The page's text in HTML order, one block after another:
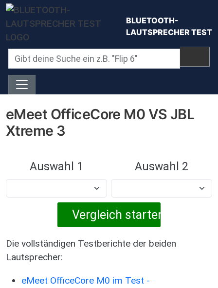
Direkt zum Inhalt
BLUETOOTH-
LAUTSPRECHER TEST
eMeet OfficeCore M0 VS JBL
Xtreme 3
Auswahl 1 Auswahl 2
Die vollständigen Testberichte der beiden
Lautsprecher:
eMeet OfficeCore M0 im Test -